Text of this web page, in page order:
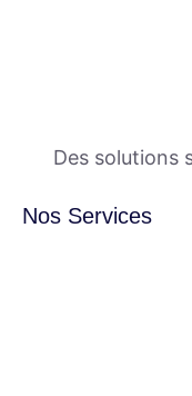
Des solutions
Nos Services